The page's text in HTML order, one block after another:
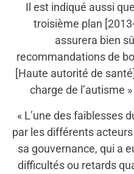
Il est indiqué aussi
troisième plan
assurera bien
recommandations de
[Haute autorité de
charge de l’autisme
« L’une des faiblesses
par les différents
sa gouvernance, qui a
difficultés ou retards